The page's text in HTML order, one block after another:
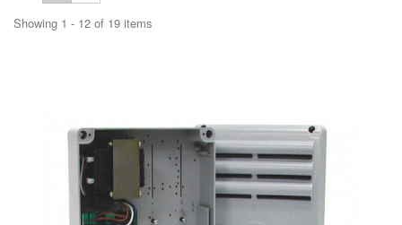
Showing 1 - 12 of 19 items